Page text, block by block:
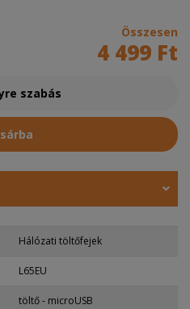
Összesen
4 499 Ft
szabás
Hálózati töltőfejek
L65EU
töltő - microUSB